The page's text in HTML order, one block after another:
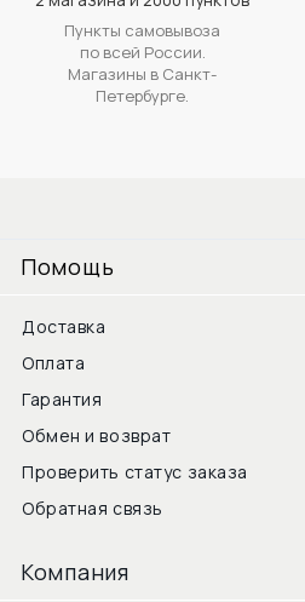
Пункты самовывоза
по всей России.
Магазины в Санкт-
Петербурге.
Помощь
Доставка
Оплата
Гарантия
Обмен и возврат
Проверить статус заказа
Обратная связь
Компания